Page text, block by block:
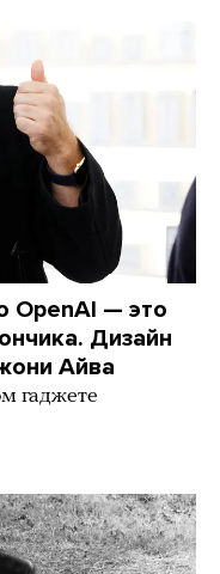
OpenAI — это
Дизайн
Айва
гаджете